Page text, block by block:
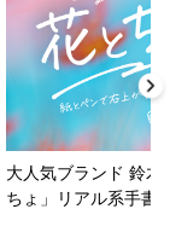
大人気ブランド 鈴木
ちょ」リアル系手書